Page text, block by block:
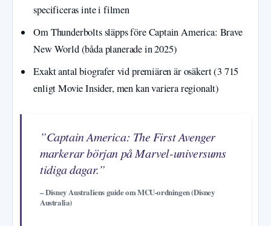
specificeras inte i filmen
Om Thunderbolts släpps före Captain America: Brave
New World (båda planerade in 2025)
Exakt antal biografer vid premiären är osäkert (3 715
enligt Movie Insider, men kan variera regionalt)
”Captain America: The First Avenger
markerar början på Marvel-universums
tidiga dagar.”
– Disney Australiens guide om MCU-ordningen (Disney
Australia)